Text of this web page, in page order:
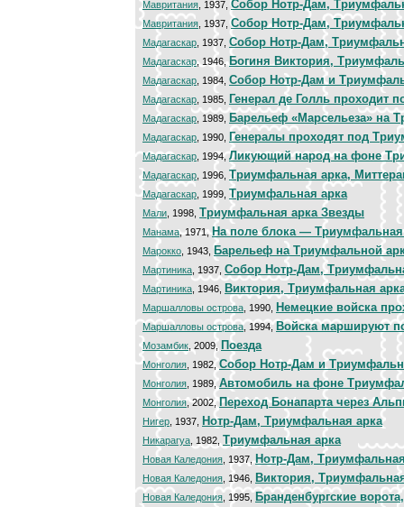
Мавритания , 1937,Собор Нотр-Дам,
Мавритания , 1937, Собор Нотр-Дам,
Мадагаскар , 1937, Cобор Нотр-Дам,
Мадагаскар, 1946, Богиня Виктория,
Мадагаскар , 1984, Собор Нотр-Дам и
Мадагаскар , 1985, Генерал де Голль проходит
Мадагаскар , 1989, Барельеф «Марсельеза» на
Мадагаскар , 1990, Генералы проходят под
Мадагаскар , 1994,Ликующий народ на фоне
Мадагаскар , 1996, Триумфальная арка,
Мадагаскар , 1999, Триумфальная арка
Мали , 1998, Триумфальная арка Звезды
Манама, 1971,На поле блока — Триумфальная
Марокко , 1943, Барельеф на Триумфальной
Мартиника , 1937, Собор Нотр-Дам,
Мартиника , 1946, Виктория, Триумфальная
Маршалловы острова , 1990, Немецкие войска
Маршалловы острова, 1994, Войска маршируют
Мозамбик , 2009, Поезда
Монголия , 1982, Собор Нотр-Дам и
Монголия , 1989,Автомобиль на фоне
Монголия, 2002,Переход Бонапарта через
Нигер , 1937, Нотр-Дам, Триумфальная арка
Никарагуа , 1982, Триумфальная арка
Новая Каледония , 1937,Нотр-Дам,
Новая Каледония , 1946, Виктория,
Новая Каледония , 1995, Бранденбургские